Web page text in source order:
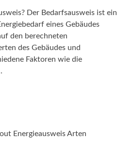
Der Bedarfsausweis ist ein
eines Gebäudes
den berechneten
des Gebäudes und
Faktoren wie die
Energieausweis Arten